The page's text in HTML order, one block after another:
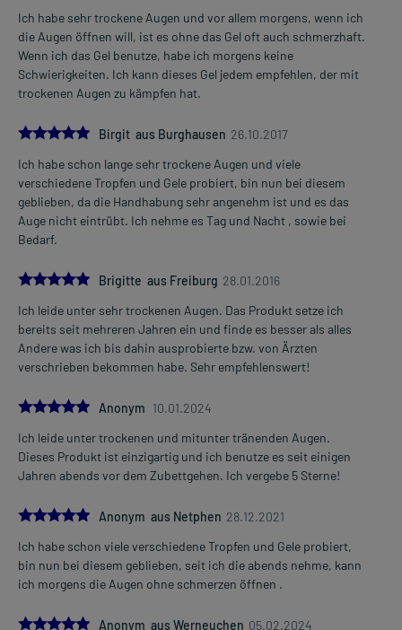
Ich habe sehr trockene Augen und vor allem morgens, wenn ich
die Augen öffnen will, ist es ohne das Gel oft auch schmerzhaft.
Wenn ich das Gel benutze, habe ich morgens keine
Schwierigkeiten. Ich kann dieses Gel jedem empfehlen, der mit
trockenen Augen zu kämpfen hat.
5.0
Birgit aus Burghausen 26.10.2017
Ich habe schon lange sehr trockene Augen und viele
verschiedene Tropfen und Gele probiert, bin nun bei diesem
geblieben, da die Handhabung sehr angenehm ist und es das
Auge nicht eintrübt. Ich nehme es Tag und Nacht , sowie bei
Bedarf.
5.0
Brigitte aus Freiburg 28.01.2016
Ich leide unter sehr trockenen Augen. Das Produkt setze ich
bereits seit mehreren Jahren ein und finde es besser als alles
Andere was ich bis dahin ausprobierte bzw. von Ärzten
verschrieben bekommen habe. Sehr empfehlenswert!
5.0Anonym 10.01.2024
Ich leide unter trockenen und mitunter tränenden Augen.
Dieses Produkt ist einzigartig und ich benutze es seit einigen
Jahren abends vor dem Zubettgehen. Ich vergebe 5 Sterne!
5.0Anonym aus Netphen 28.12.2021
Ich habe schon viele verschiedene Tropfen und Gele probiert,
bin nun bei diesem geblieben, seit ich die abends nehme, kann
ich morgens die Augen ohne schmerzen öffnen .
5.0Anonym aus Werneuchen 05.02.2024